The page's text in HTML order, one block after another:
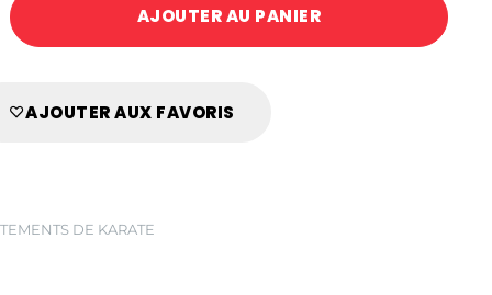
AJOUTER AU PANIER
AJOUTER AUX FAVORIS
DE KARATE